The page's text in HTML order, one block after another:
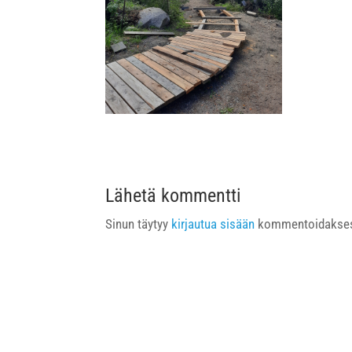
Lähetä kommentti
Sinun täytyy kirjautua sisään